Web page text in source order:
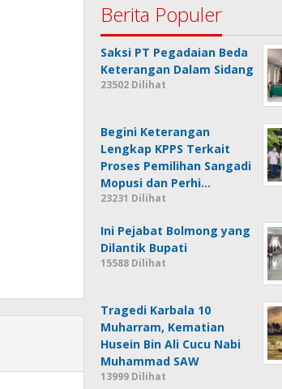
Berita Populer
Saksi PT Pegadaian Beda
Keterangan Dalam Sidang
23502 Dilihat
Begini Keterangan
Lengkap KPPS Terkait
Proses Pemilihan Sangadi
Mopusi dan Perhi…
23231 Dilihat
Ini Pejabat Bolmong yang
Dilantik Bupati
15588 Dilihat
Tragedi Karbala 10
Muharram, Kematian
Husein Bin Ali Cucu Nabi
Muhammad SAW
13999 Dilihat